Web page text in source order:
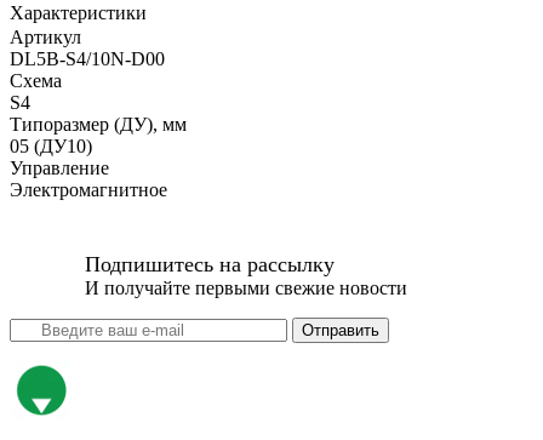
Характеристики
Артикул
DL5B-S4/10N-D00
Схема
S4
Типоразмер (ДУ), мм
05 (ДУ10)
Управление
Электромагнитное
Подпишитесь на рассылку
И получайте первыми свежие новости
Отправить